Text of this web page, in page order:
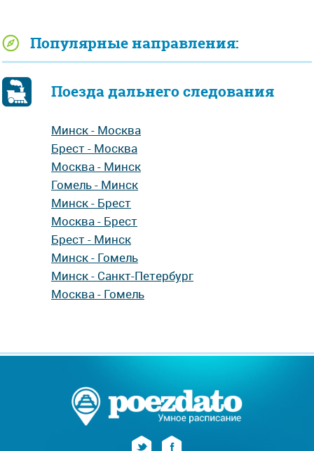
Популярные направления:
Поезда дальнего следования
Минск - Москва
Брест - Москва
Москва - Минск
Гомель - Минск
Минск - Брест
Москва - Брест
Брест - Минск
Минск - Гомель
Минск - Санкт-Петербург
Москва - Гомель